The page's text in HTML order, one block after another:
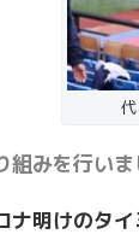
みを行いま
ナ明けのタ